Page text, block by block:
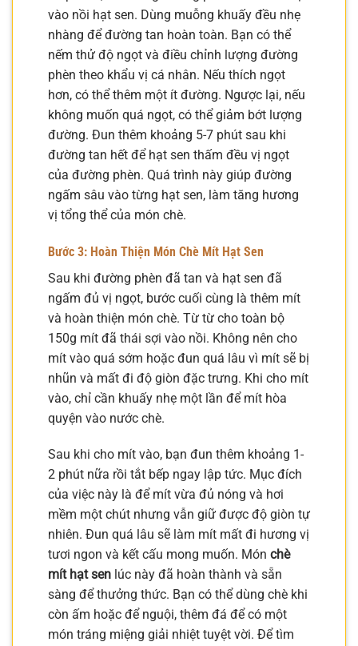
vào nồi hạt sen. Dùng muỗng khuấy đều nhẹ
nhàng để đường tan hoàn toàn. Bạn có thể
nếm thử độ ngọt và điều chỉnh lượng đường
phèn theo khẩu vị cá nhân. Nếu thích ngọt
hơn, có thể thêm một ít đường. Ngược lại, nếu
không muốn quá ngọt, có thể giảm bớt lượng
đường. Đun thêm khoảng 5-7 phút sau khi
đường tan hết để hạt sen thấm đều vị ngọt
của đường phèn. Quá trình này giúp đường
ngấm sâu vào từng hạt sen, làm tăng hương
vị tổng thể của món chè.
Bước 3: Hoàn Thiện Món Chè Mít Hạt Sen
Sau khi đường phèn đã tan và hạt sen đã
ngấm đủ vị ngọt, bước cuối cùng là thêm mít
và hoàn thiện món chè. Từ từ cho toàn bộ
150g mít đã thái sợi vào nồi. Không nên cho
mít vào quá sớm hoặc đun quá lâu vì mít sẽ bị
nhũn và mất đi độ giòn đặc trưng. Khi cho mít
vào, chỉ cần khuấy nhẹ một lần để mít hòa
quyện vào nước chè.
Sau khi cho mít vào, bạn đun thêm khoảng 1-
2 phút nữa rồi tắt bếp ngay lập tức. Mục đích
của việc này là để mít vừa đủ nóng và hơi
mềm một chút nhưng vẫn giữ được độ giòn tự
nhiên. Đun quá lâu sẽ làm mít mất đi hương vị
tươi ngon và kết cấu mong muốn. Món chè
mít hạt sen lúc này đã hoàn thành và sẵn
sàng để thưởng thức. Bạn có thể dùng chè khi
còn ấm hoặc để nguội, thêm đá để có một
món tráng miệng giải nhiệt tuyệt vời. Để tìm